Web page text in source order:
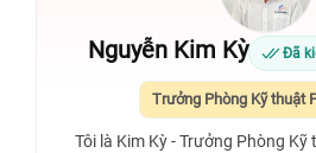
Nguyễn Kim Kỳ Đã
Trưởng Phòng Kỹ thuật
Tôi là Kim Kỳ - Trưởng Phòng